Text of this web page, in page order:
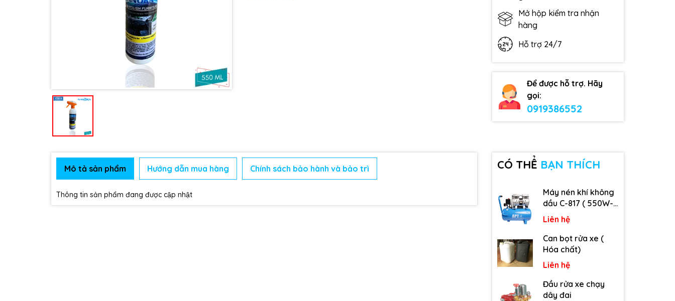
Mở hộp kiểm tra nhận
hàng
Hỗ trợ 24/7
Để được hỗ trợ. Hãy
gọi:
0919386552
Mô tả sản phẩm Hướng dẫn mua hàng Chính sách bảo hành và bảo trì
Thông tin sản phẩm đang được cập nhật
CÓ THỂ BẠN THÍCH
Máy nén khí không
dầu C-817 ( 550W-
9L )
Liên hệ
Can bọt rửa xe (
Hóa chất)
Liên hệ
Đầu rửa xe chạy
dây đai